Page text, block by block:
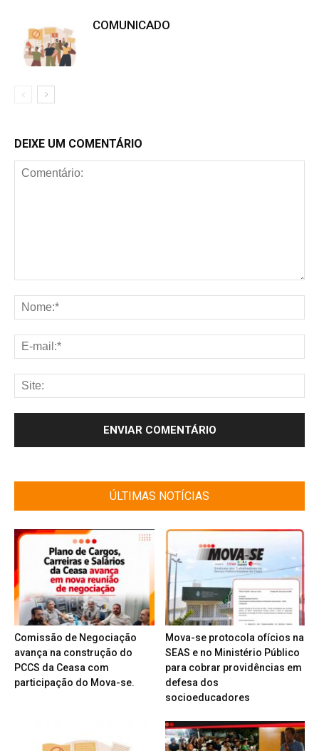
COMUNICADO
DEIXE UM COMENTÁRIO
ÚLTIMAS NOTÍCIAS
Comissão de Negociação
avança na construção do
PCCS da Ceasa com
participação do Mova-se.
Mova-se protocola ofícios na
SEAS e no Ministério Público
para cobrar providências em
defesa dos
socioeducadores